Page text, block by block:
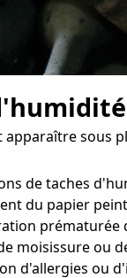
apparaître sous
de taches
du papier
prématurée
moisissure ou
d'allergies ou